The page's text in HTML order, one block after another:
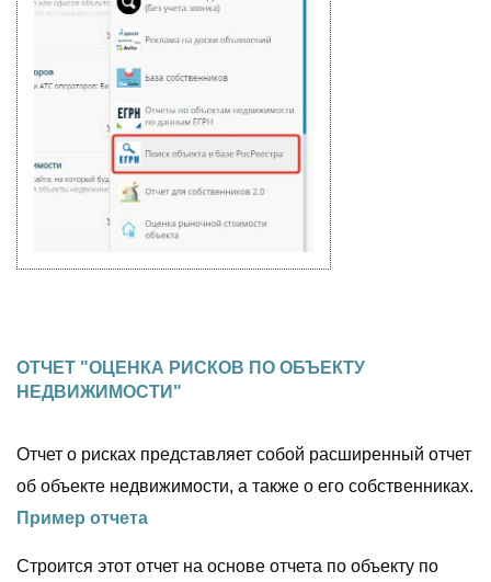
ОТЧЕТ "ОЦЕНКА РИСКОВ ПО ОБЪЕКТУ
НЕДВИЖИМОСТИ"
Отчет о рисках представляет собой расширенный отчет
об объекте недвижимости, а также о его собственниках.
Пример отчета
Строится этот отчет на основе отчета по объекту по